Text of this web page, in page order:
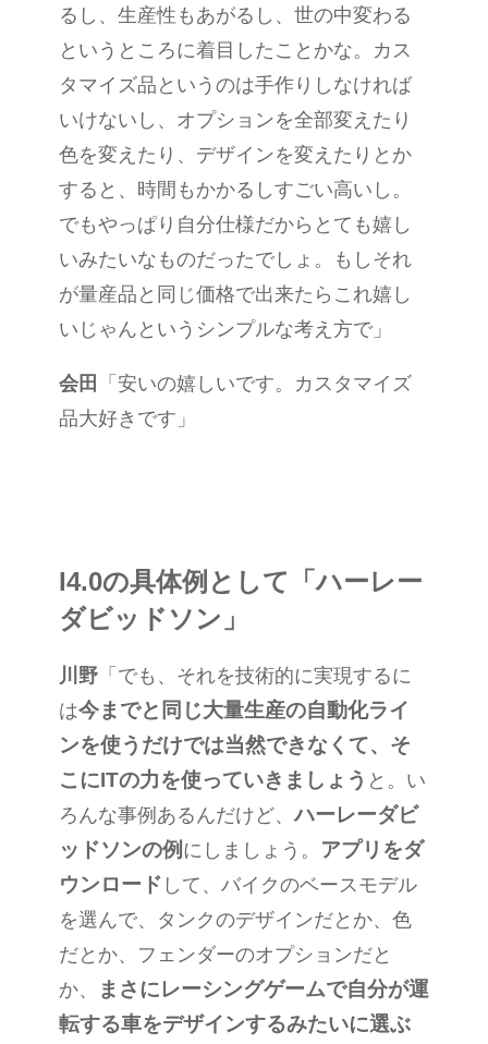
るし、生産性もあがるし、世の中変わる
というところに着目したことかな。カス
タマイズ品というのは手作りしなければ
いけないし、オプションを全部変えたり
色を変えたり、デザインを変えたりとか
すると、時間もかかるしすごい高いし。
でもやっぱり自分仕様だからとても嬉し
いみたいなものだったでしょ。もしそれ
が量産品と同じ価格で出来たらこれ嬉し
いじゃんというシンプルな考え方で」
会田
「安いの嬉しいです。カスタマイズ
品大好きです」
I4.0の具体例として「ハーレー
ダビッドソン」
川野「でも、それを技術的に実現するに
は今までと同じ大量生産の自動化ライ
ンを使うだけでは当然できなくて、そ
こにITの力を使っていきましょう と。い
ろんな事例あるんだけど、ハーレーダビ
ッドソンの例 にしましょう。
アプリをダ
ウンロード して、バイクのベースモデル
を選んで、タンクのデザインだとか、色
だとか、フェンダーのオプションだと
か、
まさにレーシングゲームで自分が運
転する車をデザインするみたいに選ぶ